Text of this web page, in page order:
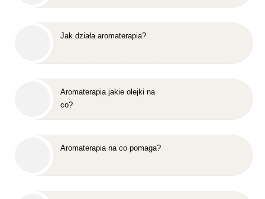
Jak działa aromaterapia?
Aromaterapia jakie olejki na
co?
Aromaterapia na co pomaga?